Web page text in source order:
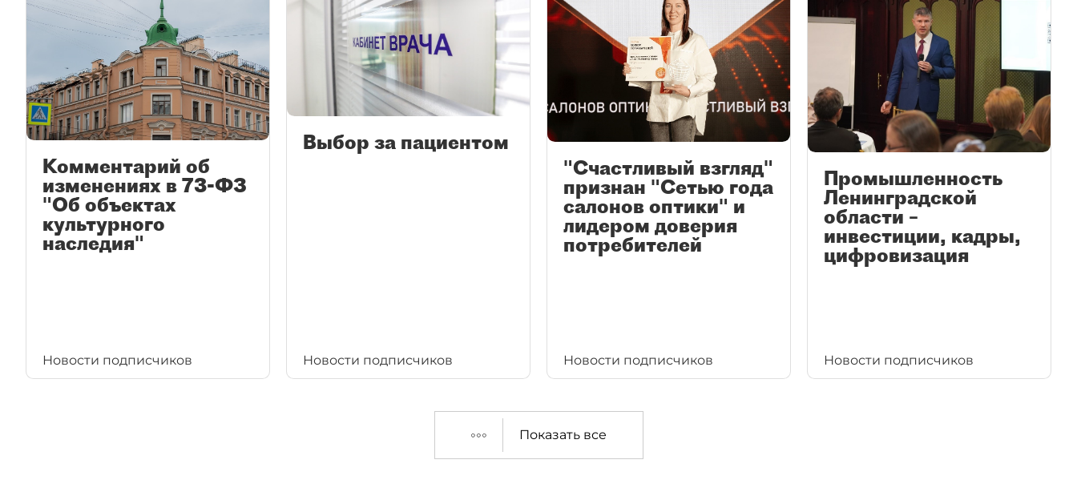
Комментарий об
изменениях в 73-ФЗ
"Об объектах
культурного
наследия"
Новости подписчиков
Выбор за пациентом
Новости подписчиков
"Счастливый взгляд"
признан "Сетью года
салонов оптики" и
лидером доверия
потребителей
Новости подписчиков
Промышленность
Ленинградской
области –
инвестиции, кадры,
цифровизация
Новости подписчиков
Показать все